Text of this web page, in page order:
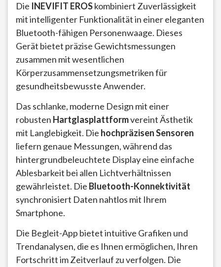
Die INEVIFIT EROSkombiniert Zuverlässigkeit
mit intelligenter Funktionalität in einer eleganten
Bluetooth-fähigen Personenwaage. Dieses
Gerät bietet präzise Gewichtsmessungen
zusammen mit wesentlichen
Körperzusammensetzungsmetriken für
gesundheitsbewusste Anwender.
Das schlanke, moderne Design mit einer
robusten Hartglasplattformvereint Ästhetik
mit Langlebigkeit. Die hochpräzisen Sensoren
liefern genaue Messungen, während das
hintergrundbeleuchtete Display eine einfache
Ablesbarkeit bei allen Lichtverhältnissen
gewährleistet. Die Bluetooth-Konnektivität
synchronisiert Daten nahtlos mit Ihrem
Smartphone.
Die Begleit-App bietet intuitive Grafiken und
Trendanalysen, die es Ihnen ermöglichen, Ihren
Fortschritt im Zeitverlauf zu verfolgen. Die